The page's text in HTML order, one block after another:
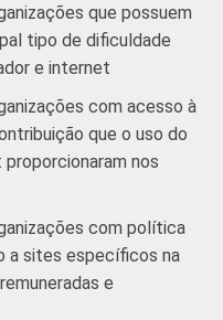
que possuem
tipo de dificuldade
e internet
com acesso à
que o uso do
nos
com política
a sites específicos na
e